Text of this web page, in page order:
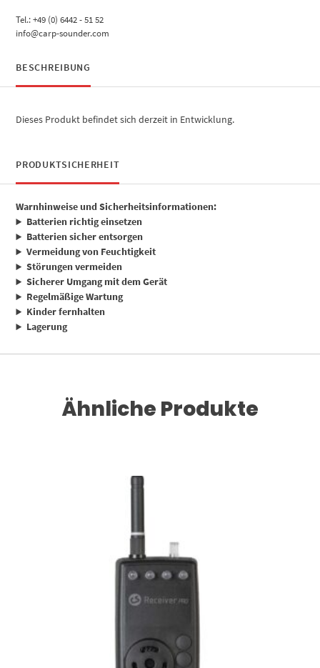
Tel.: +49 (0) 6442 - 51 52
info@carp-sounder.com
BESCHREIBUNG
Dieses Produkt befindet sich derzeit in Entwicklung.
PRODUKTSICHERHEIT
Warnhinweise und Sicherheitsinformationen:
Batterien richtig einsetzen
Batterien sicher entsorgen
Vermeidung von Feuchtigkeit
Störungen vermeiden
Sicherer Umgang mit dem Gerät
Regelmäßige Wartung
Kinder fernhalten
Lagerung
Ähnliche Produkte